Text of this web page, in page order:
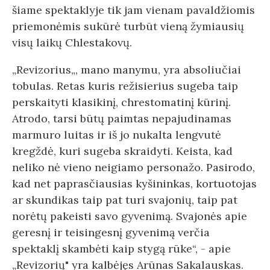
šiame spektaklyje tik jam vienam pavaldžiomis
priemonėmis sukūrė turbūt vieną žymiausių
visų laikų Chlestakovų.
„Revizorius„, mano manymu, yra absoliučiai
tobulas. Retas kuris režisierius sugeba taip
perskaityti klasikinį, chrestomatinį kūrinį.
Atrodo, tarsi būtų paimtas nepajudinamas
marmuro luitas ir iš jo nukalta lengvutė
kregždė, kuri sugeba skraidyti. Keista, kad
neliko nė vieno neigiamo personažo. Pasirodo,
kad net paprasčiausias kyšininkas, kortuotojas
ar skundikas taip pat turi svajonių, taip pat
norėtų pakeisti savo gyvenimą. Svajonės apie
geresnį ir teisingesnį gyvenimą verčia
spektaklį skambėti kaip stygą rūke“, - apie
„Revizorių" yra kalbėjęs Arūnas Sakalauskas.